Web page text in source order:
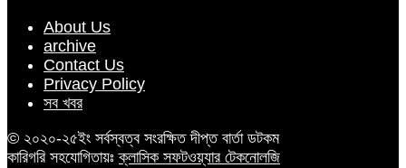
About Us
archive
Contact Us
Privacy Policy
সব খবর
© ২০২০-২৫ইং সর্বস্বত্ব সংরক্ষিত দীপ্ত বার্তা ডটকম
কারিগরি সহযোগিতায়ঃক্লাসিক সফটওয়্যার টেকনোলজি